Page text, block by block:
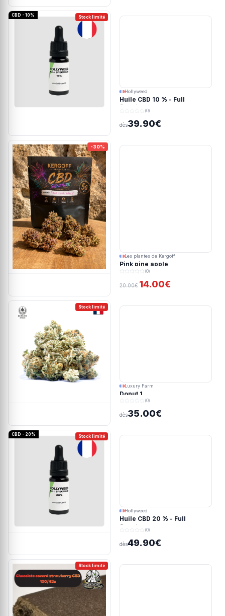
Stock limité
CBD - 10%
Hollyweed
Huile CBD 10 % - Full
Spectrum
(0)
dès39.90€
-30%
Les plantes de Kergoff
Pink pine apple
(0)
20.00€ 14.00€
Stock limité
Luxury Farm
Donut 1
(0)
dès35.00€
Stock limité
CBD - 20%
Hollyweed
Huile CBD 20 % - Full
Spectrum
(0)
dès49.90€
Stock limité